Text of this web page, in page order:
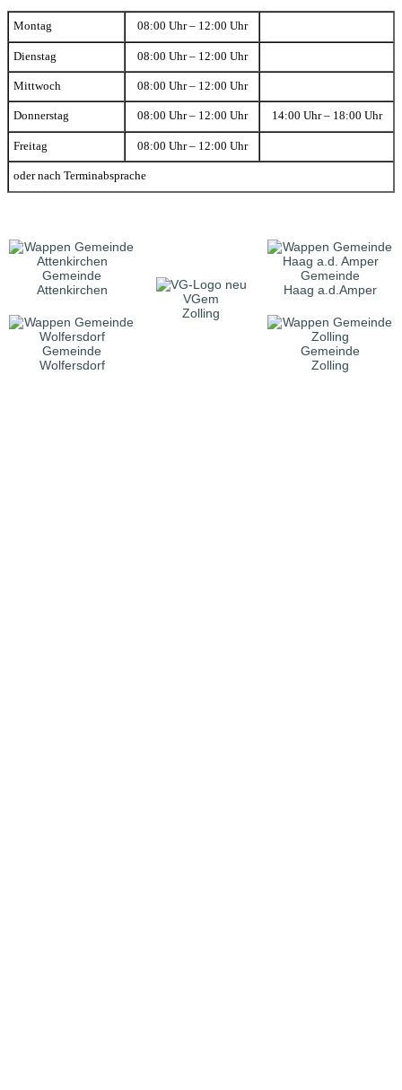
Montag 08:00 Uhr – 12:00 Uhr
Dienstag 08:00 Uhr – 12:00 Uhr
Mittwoch 08:00 Uhr – 12:00 Uhr
Donnerstag 08:00 Uhr – 12:00 Uhr 14:00 Uhr – 18:00 Uhr
Freitag 08:00 Uhr – 12:00 Uhr
oder nach Terminabsprache
Gemeinde
Attenkirchen
VGem
Zolling
Gemeinde
Haag a.d.Amper
Gemeinde
Wolfersdorf
Gemeinde
Zolling